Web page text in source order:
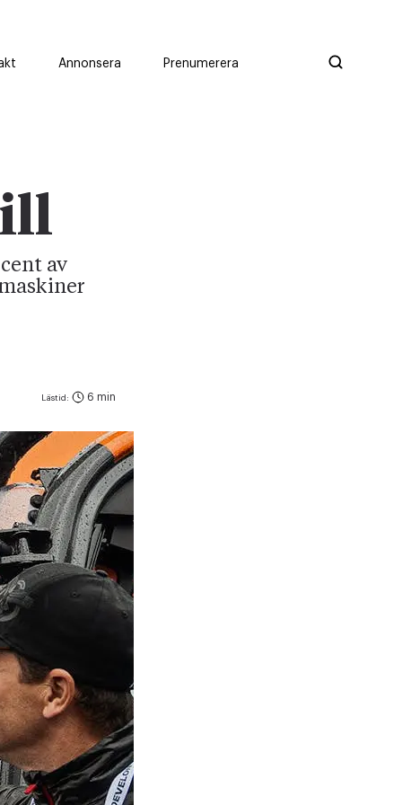
Annonsera Prenumerera
av
Lästid: 6 min